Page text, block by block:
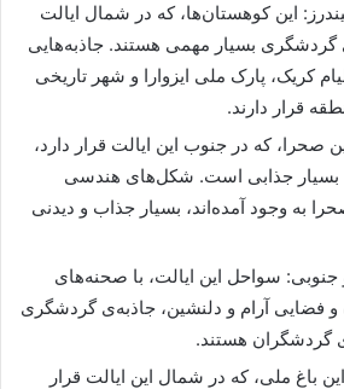
این کوهستان‌ها، که در شمال ایالت
گردشگری بسیار مهمی هستند. جاذبه‌هایی
کریک، پارک ملی ایزوارا و شهر تاریخی
قرار دارند.
که در جنوب این ایالت قرار دارد،
بسیار جذابی است. شکل‌های هندسی
به وجود آمده‌اند، بسیار جذاب و دیدنی
سواحل این ایالت، با صحنه‌های
و فضایی آرام و دلنشین، جاذبه‌ی گردشگری
گردشگران هستند.
باغ ملی، که در شمال این ایالت قرار